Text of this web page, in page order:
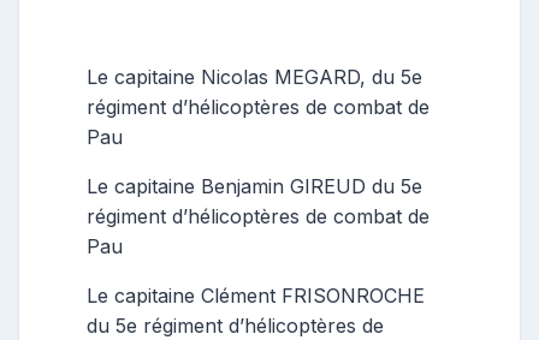
Le capitaine Nicolas MEGARD, du 5e
régiment d’hélicoptères de combat de
Pau
Le capitaine Benjamin GIREUD du 5e
régiment d’hélicoptères de combat de
Pau
Le capitaine Clément FRISONROCHE
du 5e régiment d’hélicoptères de